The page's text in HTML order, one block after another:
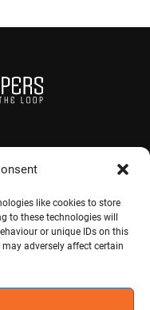
like cookies to store
to these technologies will
or unique IDs on this
adversely affect certain